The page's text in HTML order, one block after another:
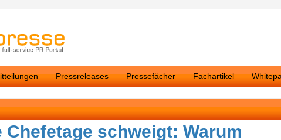
Pressreleases Pressefächer Fachartikel
Chefetage schweigt: Warum